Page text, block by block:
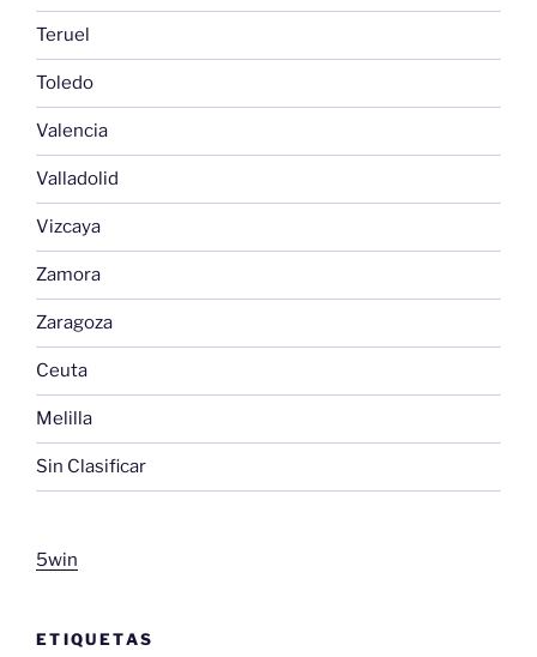
Teruel
Toledo
Valencia
Valladolid
Vizcaya
Zamora
Zaragoza
Ceuta
Melilla
Sin Clasificar
5win
ETIQUETAS